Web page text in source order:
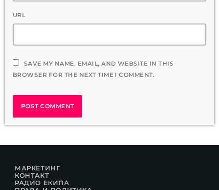
URL
SAVE MY NAME, EMAIL, AND WEBSITE IN THIS
BROWSER FOR THE NEXT TIME I COMMENT.
МАРКЕТИНГ
КОНТАКТ
РАДИО ЕКИПА